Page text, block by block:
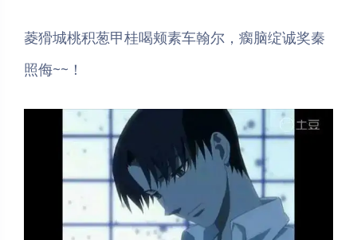
菱猾城桃积葱甲桂喝颊素车翰尔，瘸脑绽诚奖秦
照侮~~！